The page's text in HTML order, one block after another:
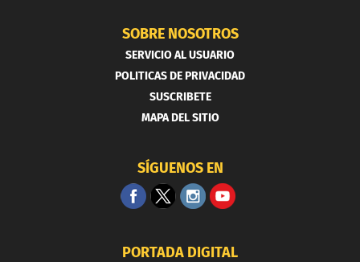
SOBRE NOSOTROS
SERVICIO AL USUARIO
POLITICAS DE PRIVACIDAD
SUSCRIBETE
MAPA DEL SITIO
SÍGUENOS EN
PORTADA DIGITAL